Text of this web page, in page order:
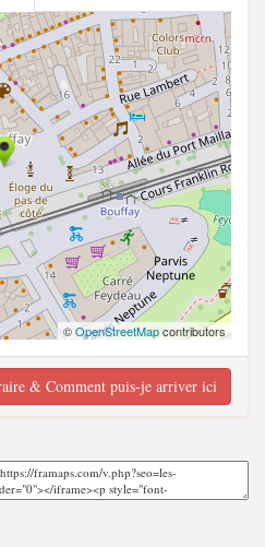
©OpenStreetMapcontributors
& Comment puis-je arriver ici